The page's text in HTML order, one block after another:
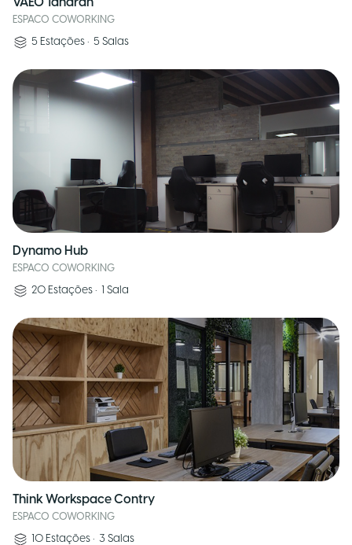
VAEO Tanarah
ESPACO COWORKING
5 Estações • 5 Salas
Dynamo Hub
ESPACO COWORKING
20 Estações • 1 Sala
Think Workspace Contry
ESPACO COWORKING
10 Estações • 3 Salas